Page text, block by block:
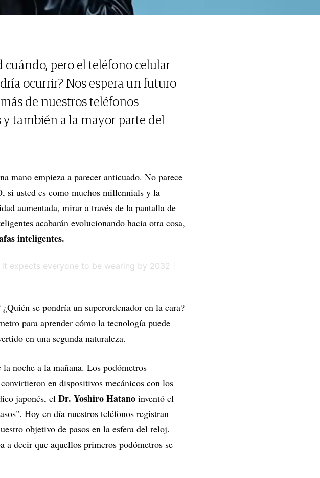
cuándo, pero el teléfono celular
ocurrir? Nos espera un futuro
de nuestros teléfonos
también a la mayor parte del
mano empieza a parecer anticuado. No parece
si usted es como muchos millennials y la
aumentada, mirar a través de la pantalla de
acabarán evolucionando hacia otra cosa,
inteligentes.
se pondría un superordenador en la cara?
para aprender cómo la tecnología puede
en una segunda naturaleza.
noche a la mañana. Los podómetros
en dispositivos mecánicos con los
japonés, el Dr. Yoshiro Hatano inventó el
Hoy en día nuestros teléfonos registran
objetivo de pasos en la esfera del reloj.
a decir que aquellos primeros podómetros se